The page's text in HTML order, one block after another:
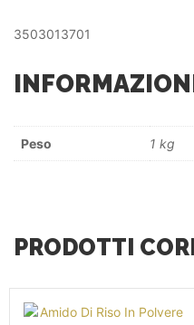
3503013701
Peso 1 kg
PRODOTTI